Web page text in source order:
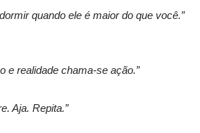
quando ele é maior do que você.”
e realidade chama-se ação.”
Aja. Repita.”